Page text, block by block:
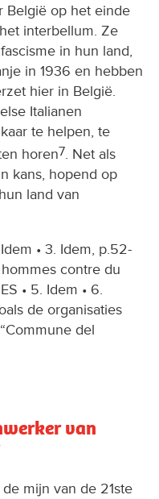
België op het einde
interbellum. Ze
in hun land,
in 1936 en hebben
hier in België.
Italianen
te helpen, te
horen7. Net als
kans, hopend op
land van
• 3. Idem, p.52-
contre du
• 5. Idem • 6.
de organisaties
del
van
mijn van de 21ste